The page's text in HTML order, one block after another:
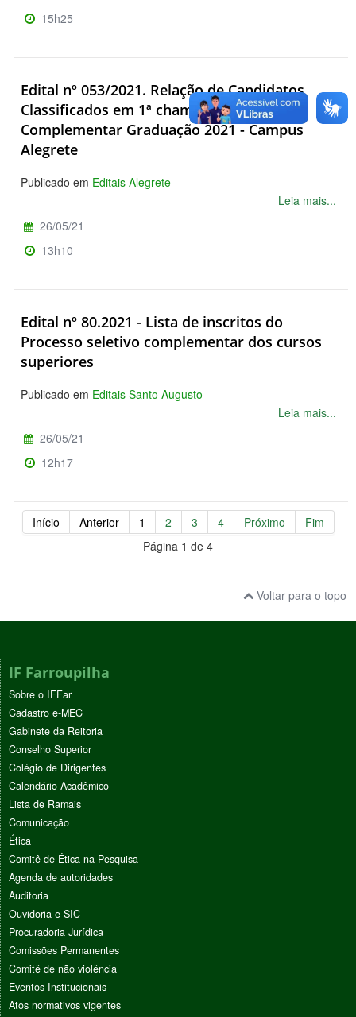
15h25
Edital nº 053/2021. Relação de Candidatos
Classificados em 1ª chamada - PS
Complementar Graduação 2021 - Campus
Alegrete
Publicado em Editais Alegrete
Leia mais...
26/05/21
13h10
Edital nº 80.2021 - Lista de inscritos do
Processo seletivo complementar dos cursos
superiores
Publicado em Editais Santo Augusto
Leia mais...
26/05/21
12h17
Início Anterior 1 2 3 4 Próximo
Fim
Página 1 de 4
Voltar para o topo
IF Farroupilha
Sobre o IFFar
Cadastro e-MEC
Gabinete da Reitoria
Conselho Superior
Colégio de Dirigentes
Calendário Acadêmico
Lista de Ramais
Comunicação
Ética
Comitê de Ética na Pesquisa
Agenda de autoridades
Auditoria
Ouvidoria e SIC
Procuradoria Jurídica
Comissões Permanentes
Comitê de não violência
Eventos Institucionais
Atos normativos vigentes